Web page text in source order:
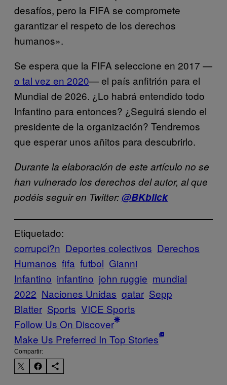
desafíos, pero la FIFA se compromete
garantizar el respeto de los derechos
humanos».
Se espera que la FIFA seleccione en 2017 —
o tal vez en 2020— el país anfitrión para el
Mundial de 2026. ¿Lo habrá entendido todo
Infantino para entonces? ¿Seguirá siendo el
presidente de la organización? Tendremos
que esperar unos añitos para descubrirlo.
Durante la elaboración de este artículo no se
han vulnerado los derechos del autor, al que
podéis seguir en Twitter:@BKblick
Etiquetado:
corrupci?n Deportes colectivos Derechos
Humanos fifa futbol Gianni
Infantino infantino john ruggie mundial
2022 Naciones Unidas qatar Sepp
Blatter Sports VICE Sports
Follow Us On Discover
Make Us Preferred In Top Stories
Compartir: